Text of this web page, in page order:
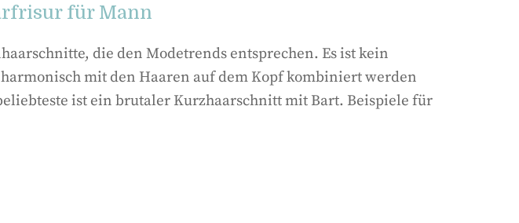
für Mann
die den Modetrends entsprechen. Es ist kein
mit den Haaren auf dem Kopf kombiniert werden
ist ein brutaler Kurzhaarschnitt mit Bart. Beispiele für